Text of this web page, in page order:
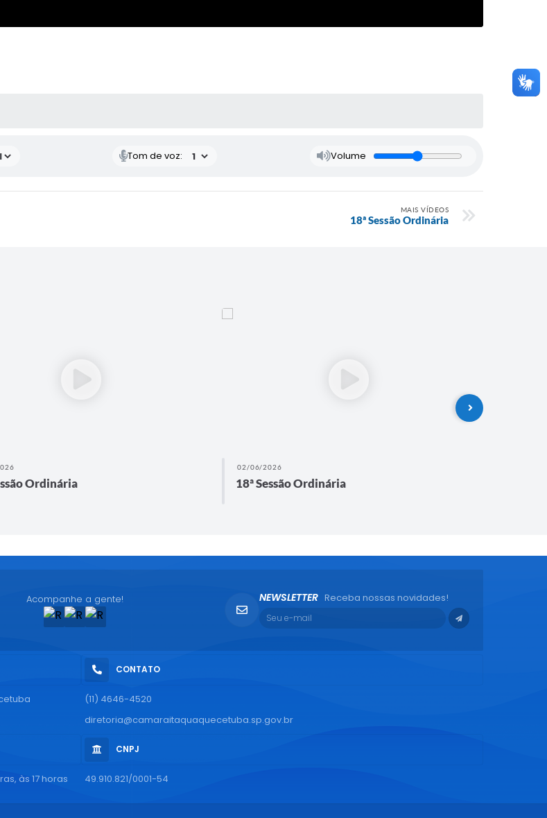
Tom de voz: Volume
MAIS VÍDEOS
18ª Sessão Ordinária
Ordinária
02/06/2026
18ª Sessão Ordinária
CONTATO
(11) 4646-4520
diretoria@camaraitaquaquecetuba.sp.gov.br
às 17 horas
CNPJ
49.910.821/0001-54
Acompanhe a gente! NEWSLETTER Receba nossas novidades!